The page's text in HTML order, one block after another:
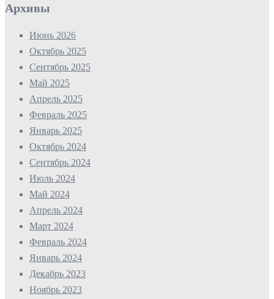
Архивы
Июнь 2026
Октябрь 2025
Сентябрь 2025
Май 2025
Апрель 2025
Февраль 2025
Январь 2025
Октябрь 2024
Сентябрь 2024
Июль 2024
Май 2024
Апрель 2024
Март 2024
Февраль 2024
Январь 2024
Декабрь 2023
Ноябрь 2023